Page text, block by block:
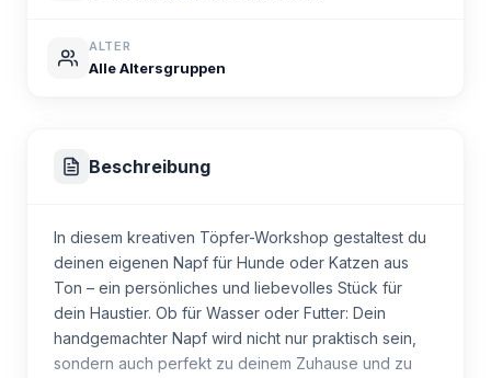
ALTER
Alle Altersgruppen
Beschreibung
In diesem kreativen Töpfer-Workshop gestaltest du
deinen eigenen Napf für Hunde oder Katzen aus
Ton – ein persönliches und liebevolles Stück für
dein Haustier. Ob für Wasser oder Futter: Dein
handgemachter Napf wird nicht nur praktisch sein,
sondern auch perfekt zu deinem Zuhause und zu